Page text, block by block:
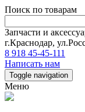
Поиск по товарам
Запчасти и
г.Краснодар,
8 918 45-45-111
Написать нам
Toggle navigation
Меню